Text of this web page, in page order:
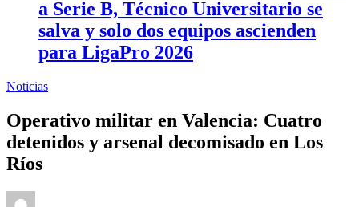
a Serie B, Técnico Universitario se
salva y solo dos equipos ascienden
para LigaPro 2026
Noticias
Operativo militar en Valencia: Cuatro
detenidos y arsenal decomisado en Los
Ríos